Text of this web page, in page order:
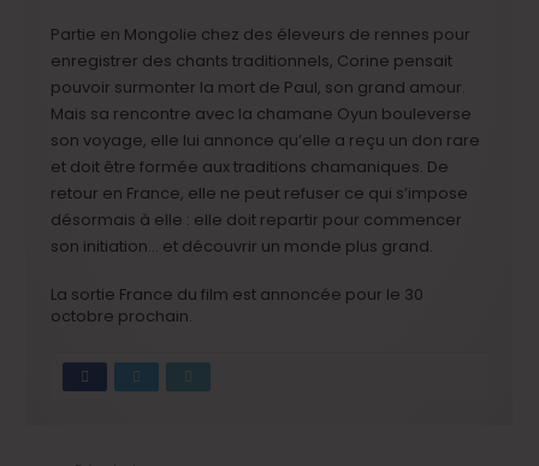
Partie en Mongolie chez des éleveurs de rennes pour
enregistrer des chants traditionnels, Corine pensait
pouvoir surmonter la mort de Paul, son grand amour.
Mais sa rencontre avec la chamane Oyun bouleverse
son voyage, elle lui annonce qu’elle a reçu un don rare
et doit être formée aux traditions chamaniques. De
retour en France, elle ne peut refuser ce qui s’impose
désormais à elle : elle doit repartir pour commencer
son initiation… et découvrir un monde plus grand.
La sortie France du film est annoncée pour le 30
octobre prochain.